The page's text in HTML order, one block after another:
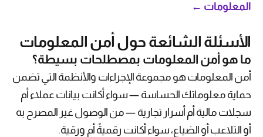
المعلومات ←
الأسئلة الشائعة حول أمن المعلومات
ما هو أمن المعلومات بمصطلحات بسيطة؟
أمن المعلومات هو مجموعة الإجراءات والأنظمة التي تضمن
حماية معلوماتك الحساسة — سواء أكانت بيانات عملاء أم
سجلات مالية أم أسرار تجارية — من الوصول غير المصرح به
أو التلاعب أو الضياع، سواء أكانت رقميةً أم ورقية.